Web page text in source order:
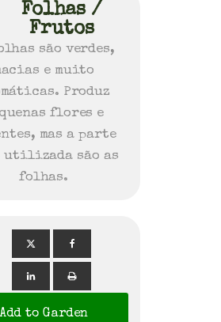
Folhas /
Frutos
são verdes,
e muito
Produz
flores e
mas a parte
utilizada são as
folhas.
Add to Garden